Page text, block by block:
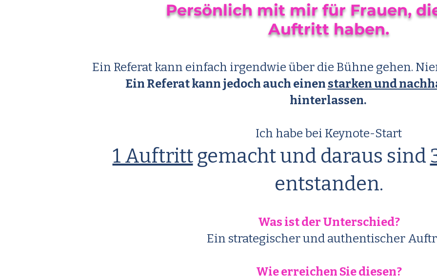
Persönlich mit mir für Frauen,
Auftritt haben.
Ein Referat kann einfach irgendwie über die Bühne gehen.
Ein Referat kann jedoch auch einen starken und
hinterlassen.
Ich habe bei Keynote-Start
1 Auftrittgemacht und daraus sind
entstanden.
Was ist der Unterschied?
Ein strategischer und authentischer
Wie erreichen Sie diesen?